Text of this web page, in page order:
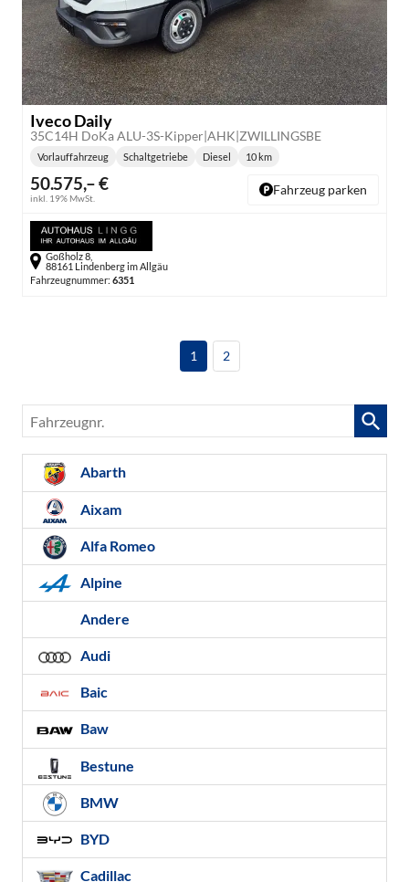
Iveco Daily
35C14H DoKa ALU-3S-Kipper|AHK|ZWILLINGSBE
50.575,– €
inkl. 19% MwSt.
Vorlauffahrzeug
Getriebe:
Schaltgetriebe
Kraftstoff:
Diesel
Kilometerstand:
10 km
Fahrzeug parken
Goßholz 8,
88161 Lindenberg im Allgäu
Fahrzeugnummer: 6351
1 2
Fahrzeugnr.
Abarth
Aixam
Alfa Romeo
Alpine
Andere
Audi
Baic
Baw
Bestune
BMW
BYD
Cadillac